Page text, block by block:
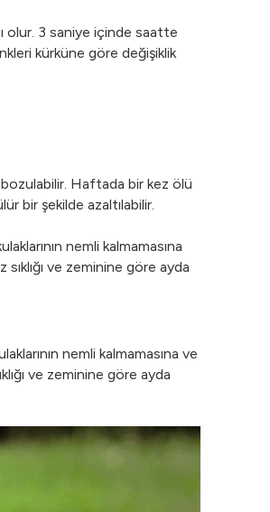
olur. 3 saniye içinde saatte
kürküne göre değişiklik
Haftada bir kez ölü
bir şekilde azaltılabilir.
nemli kalmamasına
ve zeminine göre ayda
nemli kalmamasına ve
ve zeminine göre ayda